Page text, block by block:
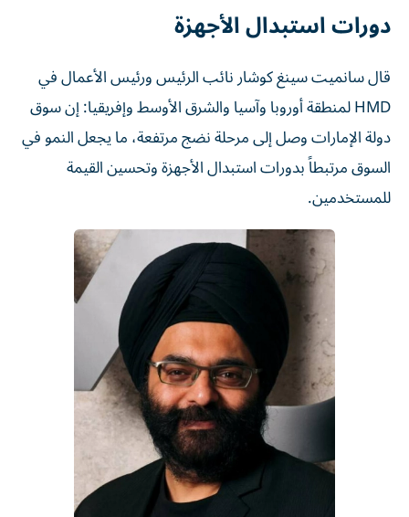
دورات استبدال الأجهزة
قال سانميت سينغ كوشار نائب الرئيس ورئيس الأعمال في
HMD لمنطقة أوروبا وآسيا والشرق الأوسط وإفريقيا: إن سوق
دولة الإمارات وصل إلى مرحلة نضج مرتفعة، ما يجعل النمو في
السوق مرتبطاً بدورات استبدال الأجهزة وتحسين القيمة
للمستخدمين.